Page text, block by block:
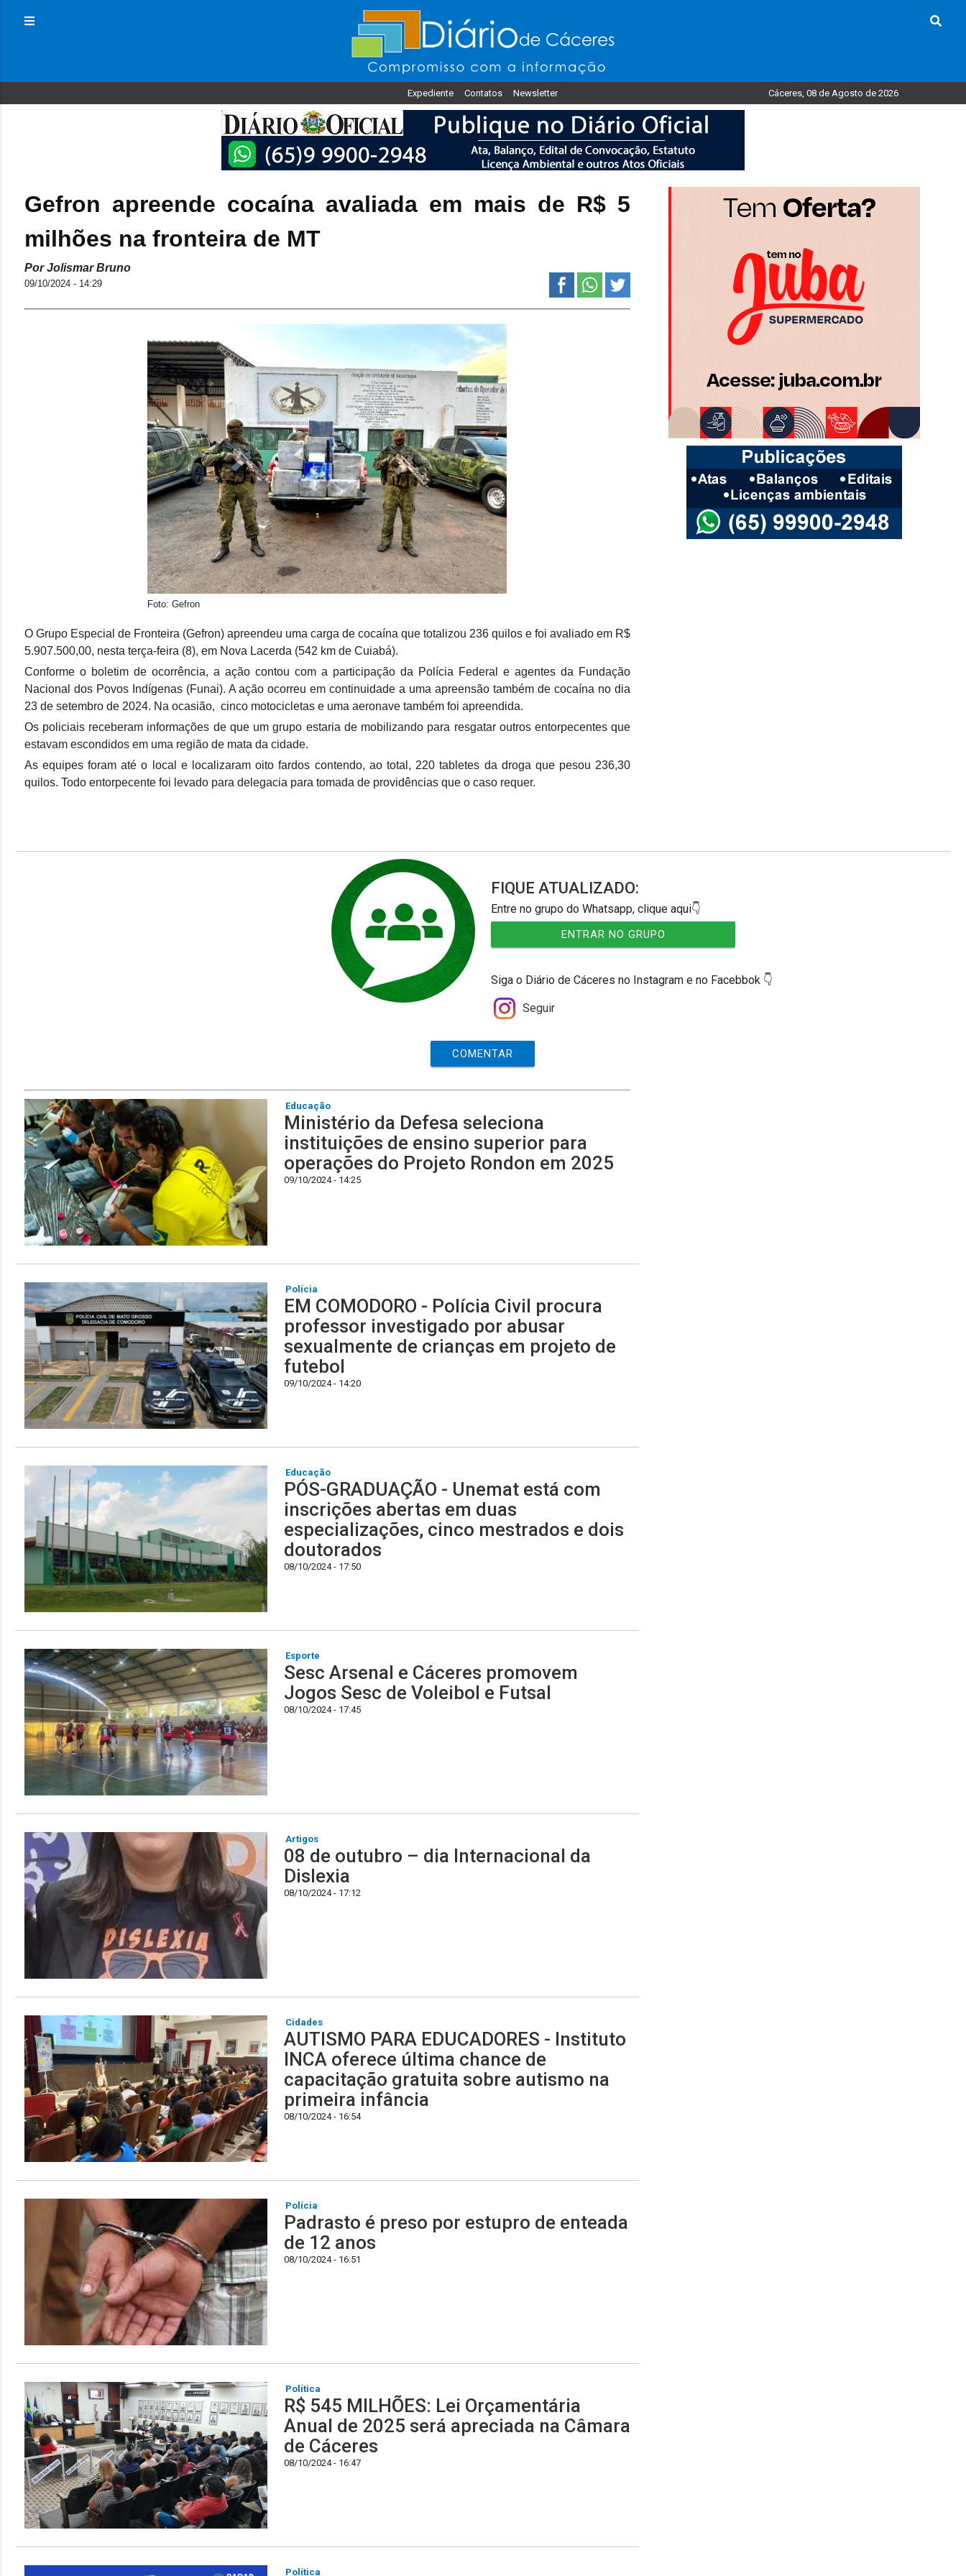
Expediente Contatos Newsletter Cáceres, 08 de Agosto de 2026
Gefron apreende cocaína avaliada em mais de R$ 5
milhões na fronteira de MT
Por Jolismar Bruno
09/10/2024 - 14:29
Foto: Gefron
O Grupo Especial de Fronteira (Gefron) apreendeu uma carga de cocaína que totalizou 236 quilos e foi avaliado em R$
5.907.500,00, nesta terça-feira (8), em Nova Lacerda (542 km de Cuiabá).
Conforme o boletim de ocorrência, a ação contou com a participação da Polícia Federal e agentes da Fundação
Nacional dos Povos Indígenas (Funai). A ação ocorreu em continuidade a uma apreensão também de cocaína no dia
23 de setembro de 2024. Na ocasião, cinco motocicletas e uma aeronave também foi apreendida.
Os policiais receberam informações de que um grupo estaria de mobilizando para resgatar outros entorpecentes que
estavam escondidos em uma região de mata da cidade.
As equipes foram até o local e localizaram oito fardos contendo, ao total, 220 tabletes da droga que pesou 236,30
quilos. Todo entorpecente foi levado para delegacia para tomada de providências que o caso requer.
FIQUE ATUALIZADO:
Entre no grupo do Whatsapp, clique aqui👇
ENTRAR NO GRUPO
Siga o Diário de Cáceres no Instagram e no Facebbok 👇
Seguir
COMENTAR
Educação
Ministério da Defesa seleciona
instituições de ensino superior para
operações do Projeto Rondon em 2025
09/10/2024 - 14:25
Polícia
EM COMODORO - Polícia Civil procura
professor investigado por abusar
sexualmente de crianças em projeto de
futebol
09/10/2024 - 14:20
Educação
PÓS-GRADUAÇÃO - Unemat está com
inscrições abertas em duas
especializações, cinco mestrados e dois
doutorados
08/10/2024 - 17:50
Esporte
Sesc Arsenal e Cáceres promovem
Jogos Sesc de Voleibol e Futsal
08/10/2024 - 17:45
Artigos
08 de outubro – dia Internacional da
Dislexia
08/10/2024 - 17:12
Cidades
AUTISMO PARA EDUCADORES - Instituto
INCA oferece última chance de
capacitação gratuita sobre autismo na
primeira infância
08/10/2024 - 16:54
Polícia
Padrasto é preso por estupro de enteada
de 12 anos
08/10/2024 - 16:51
Política
R$ 545 MILHÕES: Lei Orçamentária
Anual de 2025 será apreciada na Câmara
de Cáceres
08/10/2024 - 16:47
Política